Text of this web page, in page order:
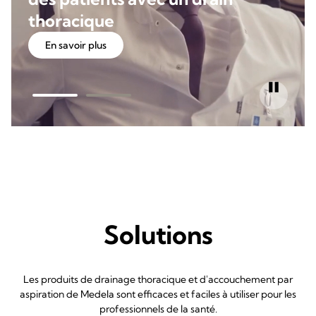
thoracique
En savoir plus
Solutions
Les produits de drainage thoracique et d'accouchement par
aspiration de Medela sont efficaces et faciles à utiliser pour les
professionnels de la santé.